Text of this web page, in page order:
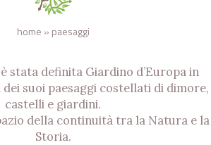
home » paesaggi
stata definita Giardino d’Europa in
suoi paesaggi costellati di dimore,
castelli e giardini.
della continuità tra la Natura e la
Storia.